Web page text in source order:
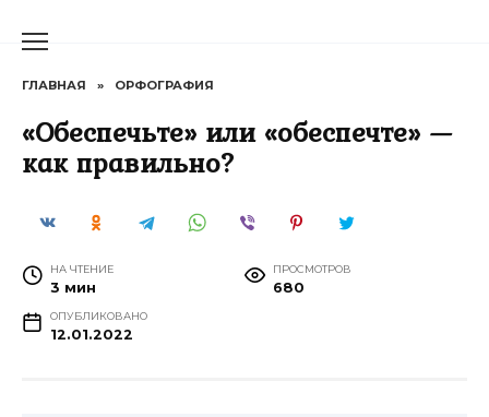
ГЛАВНАЯ » ОРФОГРАФИЯ
«Обеспечьте» или «обеспечте» —
как правильно?
НА ЧТЕНИЕ
3 мин
ПРОСМОТРОВ
680
ОПУБЛИКОВАНО
12.01.2022